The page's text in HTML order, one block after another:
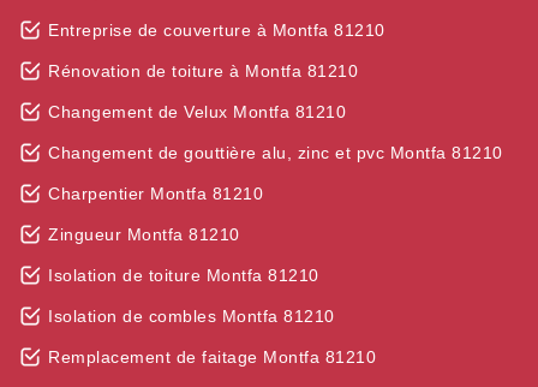
Entreprise de couverture à Montfa 81210
Rénovation de toiture à Montfa 81210
Changement de Velux Montfa 81210
Changement de gouttière alu, zinc et pvc Montfa 81210
Charpentier Montfa 81210
Zingueur Montfa 81210
Isolation de toiture Montfa 81210
Isolation de combles Montfa 81210
Remplacement de faitage Montfa 81210